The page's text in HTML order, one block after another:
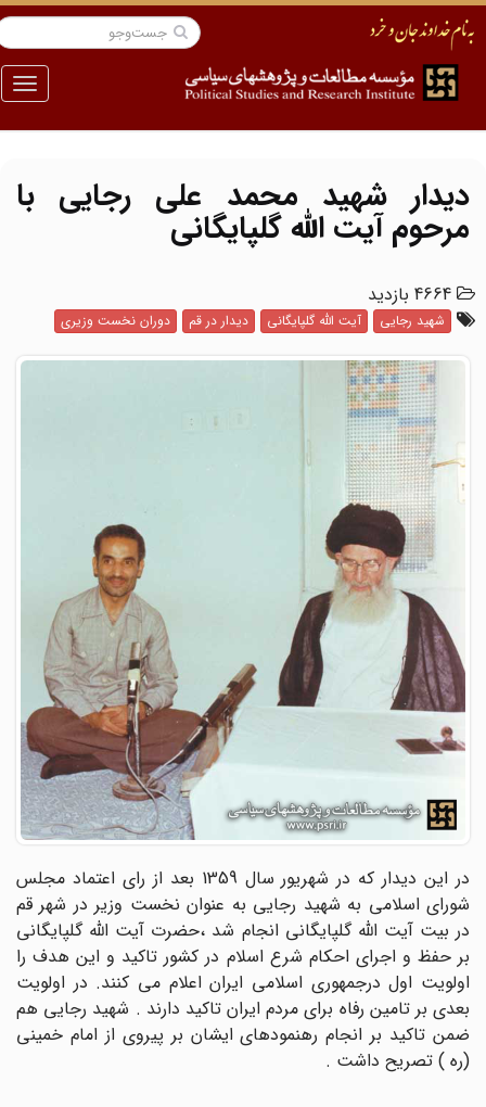
منو
دیدار شهید محمد علی رجایی با
مرحوم آیت الله گلپایگانی
4664 بازدید
شهید رجایی آیت الله گلپایگانی دیدار در قم دوران نخست وزیری
در این دیدار که در شهریور سال 1359 بعد از رای اعتماد مجلس
شورای اسلامی به شهید رجایی به عنوان نخست وزیر در شهر قم
در بیت آیت الله گلپایگانی انجام شد ،حضرت آیت الله گلپایگانی
بر حفظ و اجرای احکام شرع اسلام در کشور تاکید و این هدف را
اولویت اول درجمهوری اسلامی ایران اعلام می کنند. در اولویت
بعدی بر تامین رفاه برای مردم ایران تاکید دارند . شهید رجایی هم
ضمن تاکید بر انجام رهنمودهای ایشان بر پیروی از امام خمینی
(ره ) تصریح داشت .